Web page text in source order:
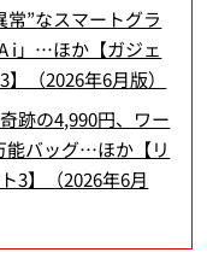
常”なスマートグラ
i」…ほか【ガジェ
（2026年6月版）
跡の4,990円、ワー
能バッグ…ほか【リ
3】（2026年6月